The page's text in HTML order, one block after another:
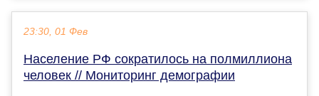
23:30, 01 Фев
Население РФ сократилось на полмиллиона
человек // Мониторинг демографии